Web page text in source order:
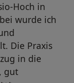
Hoch in
wurde ich
Die Praxis
in die
gut